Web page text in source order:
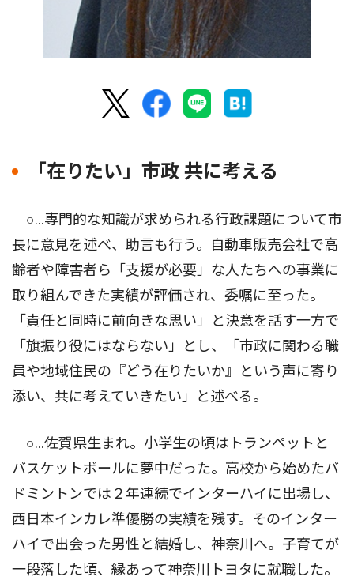
「在りたい」市政 共に考える
○…専門的な知識が求められる行政課題について市
長に意見を述べ、助言も行う。自動車販売会社で高
齢者や障害者ら「支援が必要」な人たちへの事業に
取り組んできた実績が評価され、委嘱に至った。
「責任と同時に前向きな思い」と決意を話す一方で
「旗振り役にはならない」とし、「市政に関わる職
員や地域住民の『どう在りたいか』という声に寄り
添い、共に考えていきたい」と述べる。
○…佐賀県生まれ。小学生の頃はトランペットと
バスケットボールに夢中だった。高校から始めたバ
ドミントンでは２年連続でインターハイに出場し、
西日本インカレ準優勝の実績を残す。そのインター
ハイで出会った男性と結婚し、神奈川へ。子育てが
一段落した頃、縁あって神奈川トヨタに就職した。